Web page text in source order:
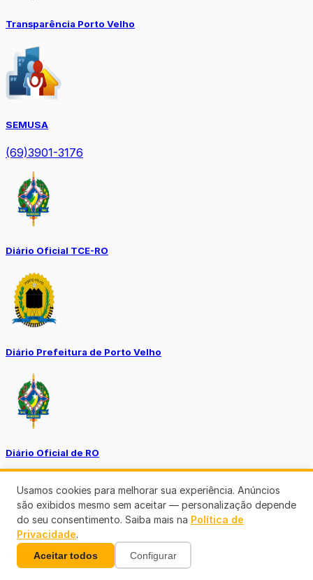
Transparência Porto Velho
SEMUSA
(69)3901-3176
Diário Oficial TCE-RO
Diário Prefeitura de Porto Velho
Diário Oficial de RO
Transparência RO
Usamos cookies para melhorar sua experiência. Anúncios
são exibidos mesmo sem aceitar — personalização depende
do seu consentimento. Saiba mais na Política de
Privacidade.
Aceitar todos Configurar